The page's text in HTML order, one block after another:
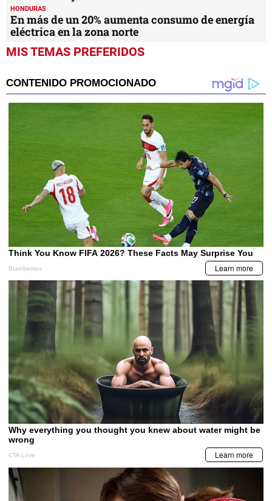
HONDURAS
En más de un 20% aumenta consumo de energía
eléctrica en la zona norte
MIS TEMAS PREFERIDOS